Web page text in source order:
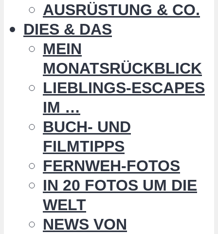
AUSRÜSTUNG & CO.
DIES & DAS
MEIN
MONATSRÜCKBLICK
LIEBLINGS-ESCAPES
IM …
BUCH- UND
FILMTIPPS
FERNWEH-FOTOS
IN 20 FOTOS UM DIE
WELT
NEWS VON